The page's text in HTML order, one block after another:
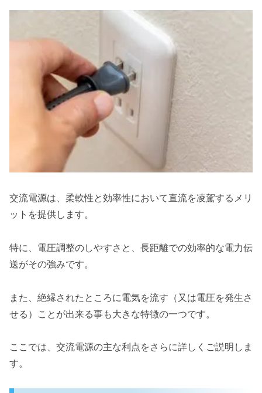
交流電源は、柔軟性と効率性において直流を凌駕するメリ
ットを提供します。
特に、電圧調整のしやすさと、長距離での効率的な電力伝
送がその強みです。
また、絶縁されたところに電気を流す（又は電圧を発生さ
せる）ことが出来る事も大きな特徴の一つです。
ここでは、交流電源の主な利点をさらに詳しくご説明しま
す。